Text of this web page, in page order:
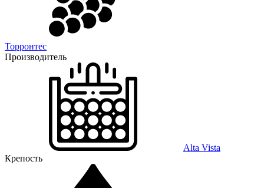
Торронтес
Производитель
Alta Vista
Крепость